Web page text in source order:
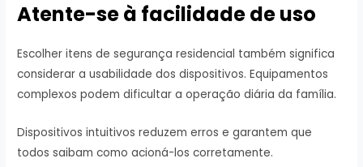
Atente-se à facilidade de uso
Escolher itens de segurança residencial também significa
considerar a usabilidade dos dispositivos. Equipamentos
complexos podem dificultar a operação diária da família.
Dispositivos intuitivos reduzem erros e garantem que
todos saibam como acioná-los corretamente.